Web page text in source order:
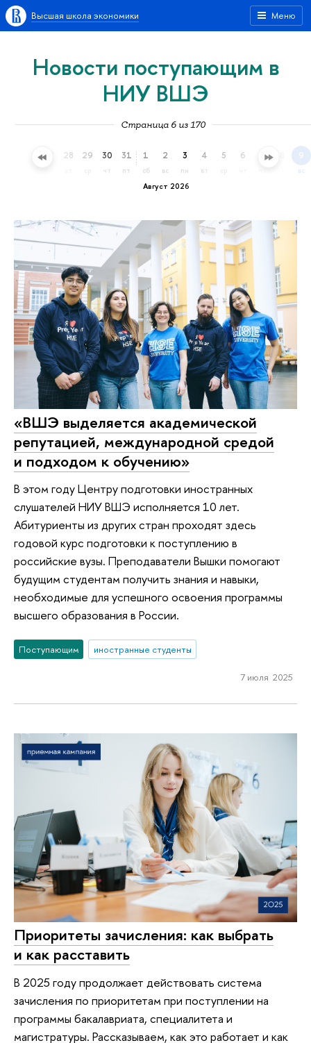
Меню
Высшая школа экономики
Новости поступающим в
НИУ ВШЭ
Страница 6 из 170
27 28 29 30
чт
31
пт
Август 2026
1
сб
2
вс
3
пн
4
вт
5 6 7 9
вс
«ВШЭ выделяется академической
репутацией, международной средой
и подходом к обучению»
В этом году Центру подготовки иностранных
слушателей НИУ ВШЭ исполняется 10 лет.
Абитуриенты из других стран проходят здесь
годовой курс подготовки к поступлению в
российские вузы. Преподаватели Вышки помогают
будущим студентам получить знания и навыки,
необходимые для успешного освоения программы
высшего образования в России.
Поступающим иностранные студенты
7 июля 2025
Приоритеты зачисления: как выбрать
и как расставить
В 2025 году продолжает действовать система
зачисления по приоритетам при поступлении на
программы бакалавриата, специалитета и
магистратуры. Рассказываем, как это работает и как